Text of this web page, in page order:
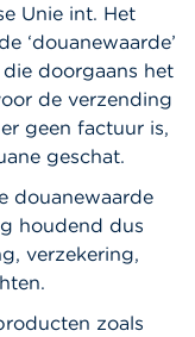
Unie int. Het
‘douanewaarde’
doorgaans het
de verzending
geen factuur is,
geschat.
douanewaarde
houdend dus
verzekering,
zoals